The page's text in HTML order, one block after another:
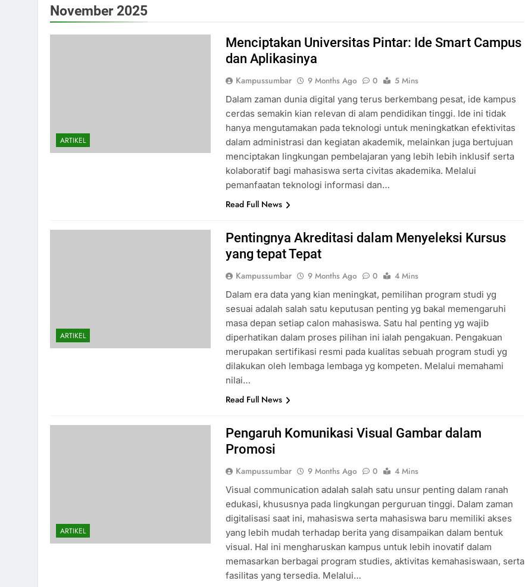
November 2025
ARTIKEL
Menciptakan Universitas Pintar: Ide Smart Campus
dan Aplikasinya
Kampussumbar 9 Months Ago 0
5 Mins
Dalam zaman dunia digital yang terus berkembang pesat, ide kampus
cerdas semakin kian relevan di alam pendidikan tinggi. Ide ini tidak
hanya mengutamakan pada teknologi untuk meningkatkan efektivitas
dalam administrasi dan kegiatan akademik, melainkan juga bertujuan
menciptakan lingkungan pembelajaran yang lebih lebih inklusif serta
kolaboratif bagi mahasiswa serta civitas akademika. Melalui
pemanfaatan teknologi informasi dan…
Read Full News
ARTIKEL
Pentingnya Akreditasi dalam Menyeleksi Kursus
yang tepat Tepat
Kampussumbar 9 Months Ago 0
4 Mins
Dalam era data yang kian meningkat, pemilihan program studi yg
sesuai adalah salah satu keputusan penting yg bakal memengaruhi
masa depan setiap calon mahasiswa. Satu hal penting yg wajib
diperhatikan dalam proses pilihan ini ialah pengakuan. Pengakuan
merupakan sertifikasi resmi pada kualitas sebuah program studi yg
dilakukan oleh lembaga lembaga yg kompeten. Melalui memahami
nilai…
Read Full News
ARTIKEL
Pengaruh Komunikasi Visual Gambar dalam
Promosi
Kampussumbar 9 Months Ago 0
4 Mins
Visual communication adalah salah satu unsur penting dalam ranah
edukasi, khususnya pada lingkungan perguruan tinggi. Dalam zaman
digitalisasi saat ini, mahasiswa serta mahasiswa baru memiliki akses
yang lebih mudah terhadap berita yang disampaikan dalam bentuk
visual. Hal ini mengharuskan kampus untuk lebih inovatif dalam
memasarkan berbagai program studies, aktivitas kemahasiswaan, serta
fasilitas yang tersedia. Melalui…